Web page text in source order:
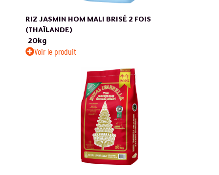
RIZ JASMIN HOM MALI BRISÉ 2 FOIS
(THAÏLANDE)
20kg
Voir le produit